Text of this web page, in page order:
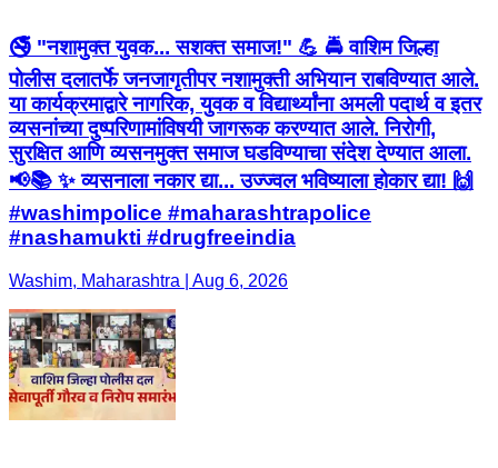
🚭 "नशामुक्त युवक... सशक्त समाज!" 💪 🚔 वाशिम जिल्हा
पोलीस दलातर्फे जनजागृतीपर नशामुक्ती अभियान राबविण्यात आले.
या कार्यक्रमाद्वारे नागरिक, युवक व विद्यार्थ्यांना अमली पदार्थ व इतर
व्यसनांच्या दुष्परिणामांविषयी जागरूक करण्यात आले. निरोगी,
सुरक्षित आणि व्यसनमुक्त समाज घडविण्याचा संदेश देण्यात आला.
📢📚 ✨ व्यसनाला नकार द्या... उज्ज्वल भविष्याला होकार द्या! 🙌
#washimpolice #maharashtrapolice
#nashamukti #drugfreeindia
Washim, Maharashtra | Aug 6, 2026